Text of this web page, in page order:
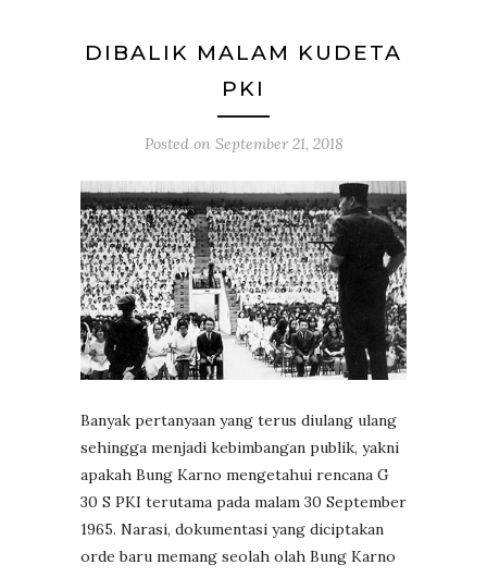
DIBALIK MALAM KUDETA
PKI
Posted on September 21, 2018
Banyak pertanyaan yang terus diulang ulang
sehingga menjadi kebimbangan publik, yakni
apakah Bung Karno mengetahui rencana G
30 S PKI terutama pada malam 30 September
1965. Narasi, dokumentasi yang diciptakan
orde baru memang seolah olah Bung Karno